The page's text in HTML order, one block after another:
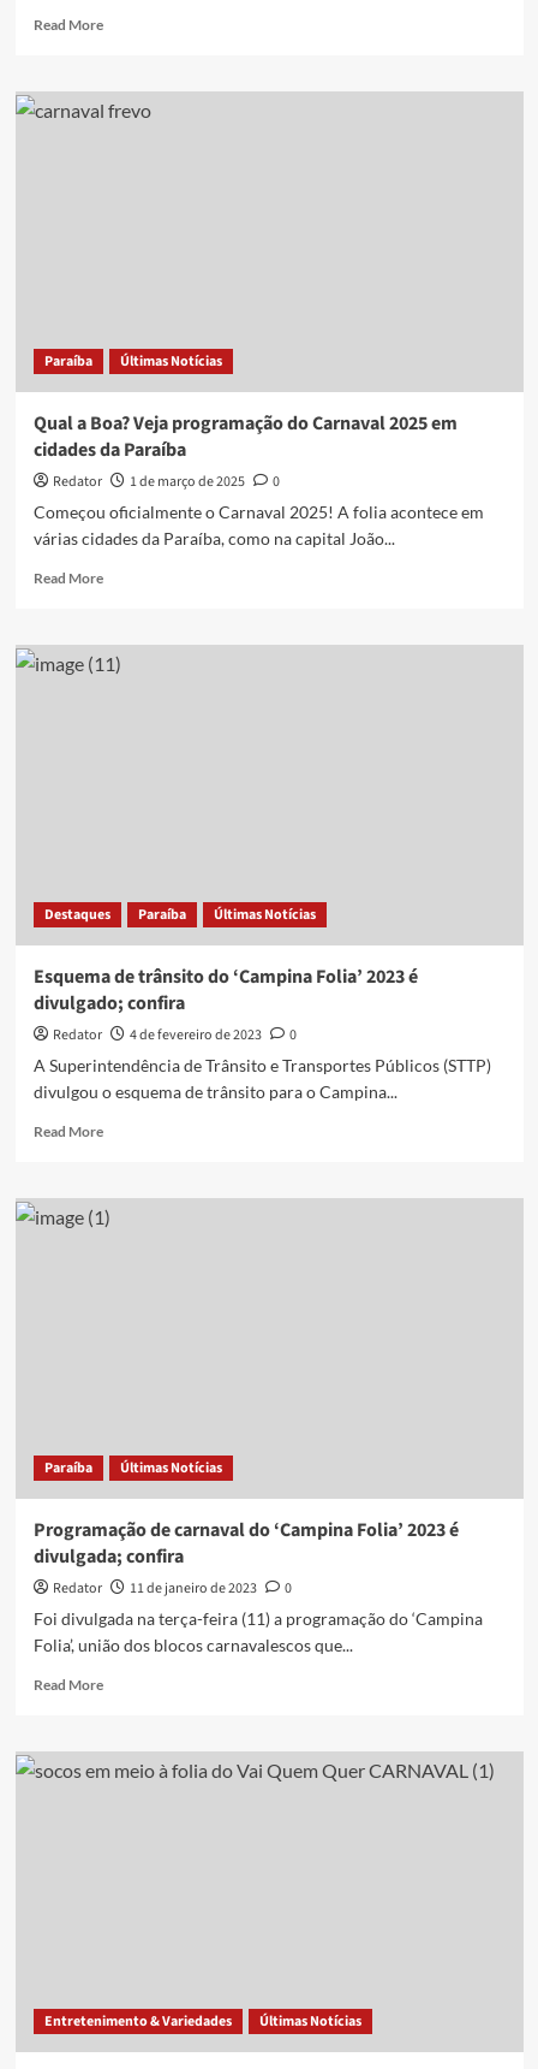
Read MoreRead
Parque
das
polo
prévias
na
Zona
de
João
Paraíba Últimas Notícias
Qual a Boa? Veja programação do Carnaval 2025 em
cidades da Paraíba
Redator 1 de março de 2025
0
Começou oficialmente o Carnaval 2025! A folia acontece em
várias cidades da Paraíba, como na capital João...
Read MoreRead
Qual
a
Destaques Paraíba Últimas Notícias
Esquema de trânsito do ‘Campina Folia’ 2023 é
divulgado; confira
Redator 4 de fevereiro de 2023
0
A Superintendência de Trânsito e Transportes Públicos (STTP)
divulgou o esquema de trânsito para o Campina...
Read MoreRead
Esquema
de
Paraíba Últimas Notícias
Programação de carnaval do ‘Campina Folia’ 2023 é
divulgada; confira
Redator 11 de janeiro de 2023
0
Foi divulgada na terça-feira (11) a programação do ‘Campina
Folia’, união dos blocos carnavalescos que...
Read MoreRead
Programação
de
Entretenimento & Variedades Últimas Notícias